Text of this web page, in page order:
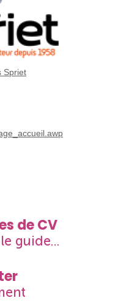
Spriet
de CV
guide...